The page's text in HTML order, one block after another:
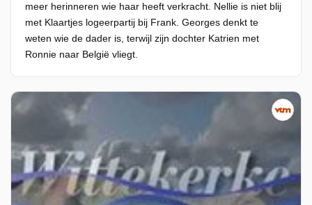
meer herinneren wie haar heeft verkracht. Nellie is niet blij
met Klaartjes logeerpartij bij Frank. Georges denkt te
weten wie de dader is, terwijl zijn dochter Katrien met
Ronnie naar België vliegt.